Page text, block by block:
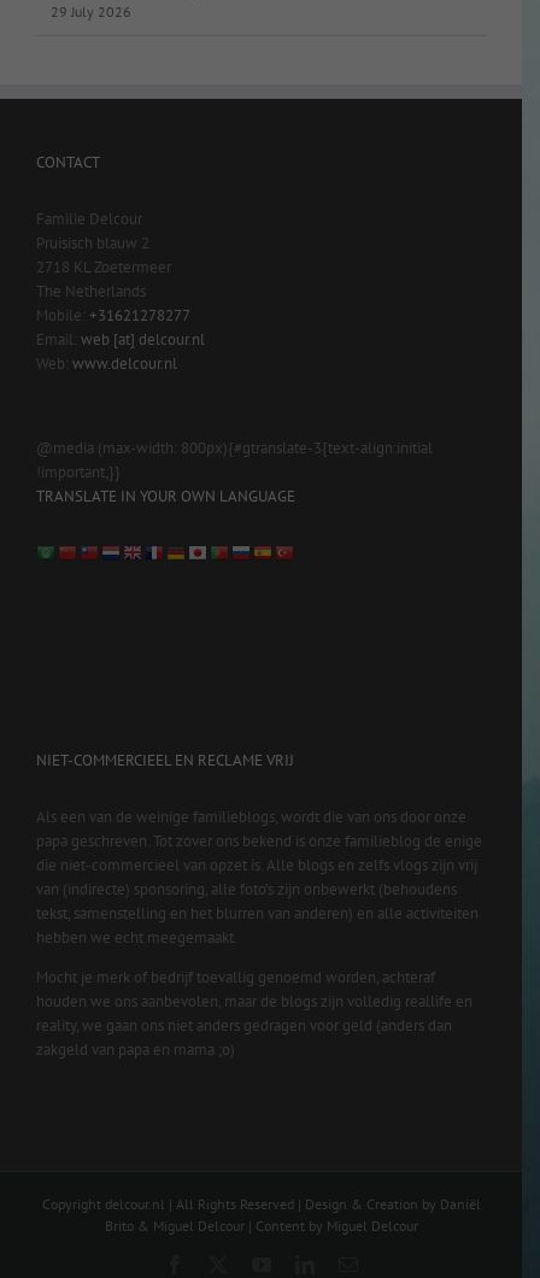
29 July 2026
CONTACT
Familie Delcour
Pruisisch blauw 2
2718 KL Zoetermeer
The Netherlands
Mobile: +31621278277
Email: web [at] delcour.nl
Web: www.delcour.nl
@media (max-width: 800px){#gtranslate-3{text-align:initial
!important;}}
TRANSLATE IN YOUR OWN LANGUAGE
NIET-COMMERCIEEL EN RECLAME VRIJ
Als een van de weinige familieblogs, wordt die van ons door onze
papa geschreven. Tot zover ons bekend is onze familieblog de enige
die niet-commercieel van opzet is. Alle blogs en zelfs vlogs zijn vrij
van (indirecte) sponsoring, alle foto’s zijn onbewerkt (behoudens
tekst, samenstelling en het blurren van anderen) en alle activiteiten
hebben we echt meegemaakt.
Mocht je merk of bedrijf toevallig genoemd worden, achteraf
houden we ons aanbevolen, maar de blogs zijn volledig reallife en
reality, we gaan ons niet anders gedragen voor geld (anders dan
zakgeld van papa en mama ;o)
Copyright delcour.nl | All Rights Reserved | Design & Creation by Daniël
Brito & Miguel Delcour | Content by Miguel Delcour